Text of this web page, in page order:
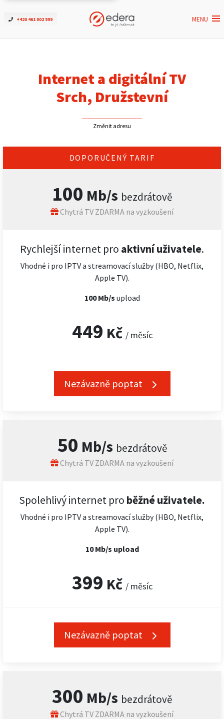
+420 461 002 999 MENU
Ověřit dostupnost
ČEZNET TV
Pro firmy
Internet a digitální TV
Srch, Družstevní
Změnit adresu
50 Mb/s bezdrátově
Chytrá TV ZDARMA na vyzkoušení
Spolehlivý internet pro běžné uživatele.
Vhodné i pro IPTV a streamovací služby (HBO, Netflix,
Apple TV).
10 Mb/s upload
399 Kč / měsíc
Nezávazně poptat
DOPORUČENÝ TARIF
100 Mb/s bezdrátově
Chytrá TV ZDARMA na vyzkoušení
Rychlejší internet pro aktivní uživatele.
Vhodné i pro IPTV a streamovací služby (HBO, Netflix,
Apple TV).
100 Mb/s upload
449 Kč / měsíc
Nezávazně poptat
300 Mb/s bezdrátově
Chytrá TV ZDARMA na vyzkoušení